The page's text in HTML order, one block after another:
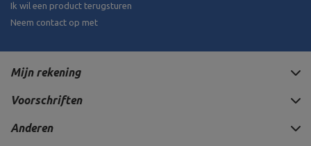
Ik wil een product terugsturen
Neem contact op met
Mijn rekening
Voorschriften
Anderen